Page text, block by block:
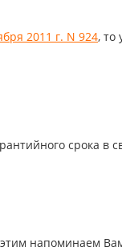
2011 г. N 924, то
срока в
напоминаем